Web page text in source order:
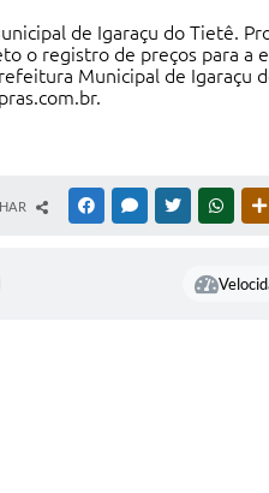
de Igaraçu do Tietê.
o registro de preços para a
Municipal de Igaraçu
FACEBOOKMESSENGER
TWITTER